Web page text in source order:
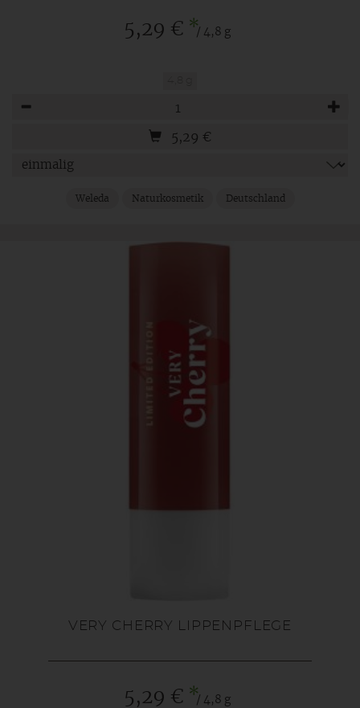
5,29 € */ 4,8 g
5,29 €
Weleda Naturkosmetik Deutschland
VERY CHERRY LIPPENPFLEGE
5,29 € */ 4,8 g